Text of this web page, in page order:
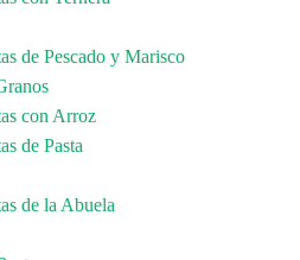
de Pescado y Marisco
con Arroz
de Pasta
de la Abuela